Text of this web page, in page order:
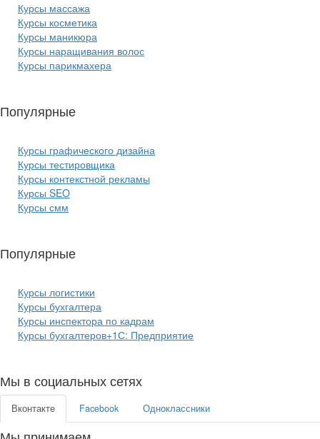
Курсы массажа
Курсы косметика
Курсы маникюра
Курсы наращивания волос
Курсы парикмахера
Популярные
Курсы графического дизайна
Курсы тестировщика
Курсы контекстной рекламы
Курсы SEO
Курсы смм
Популярные
Курсы логистики
Курсы бухгалтера
Курсы инспектора по кадрам
Курсы бухгалтеров+1С: Предприятие
Мы в социальных сетях
Вконтакте Facebook Одноклассники